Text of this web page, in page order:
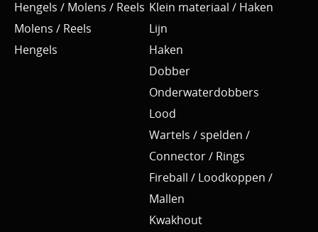
Hengels / Molens / Reels
Molens / Reels
Hengels
Klein materiaal / Haken
Lijn
Haken
Dobber
Onderwaterdobbers
Lood
Wartels / spelden /
Connector / Rings
Fireball / Loodkoppen /
Mallen
Kwakhout